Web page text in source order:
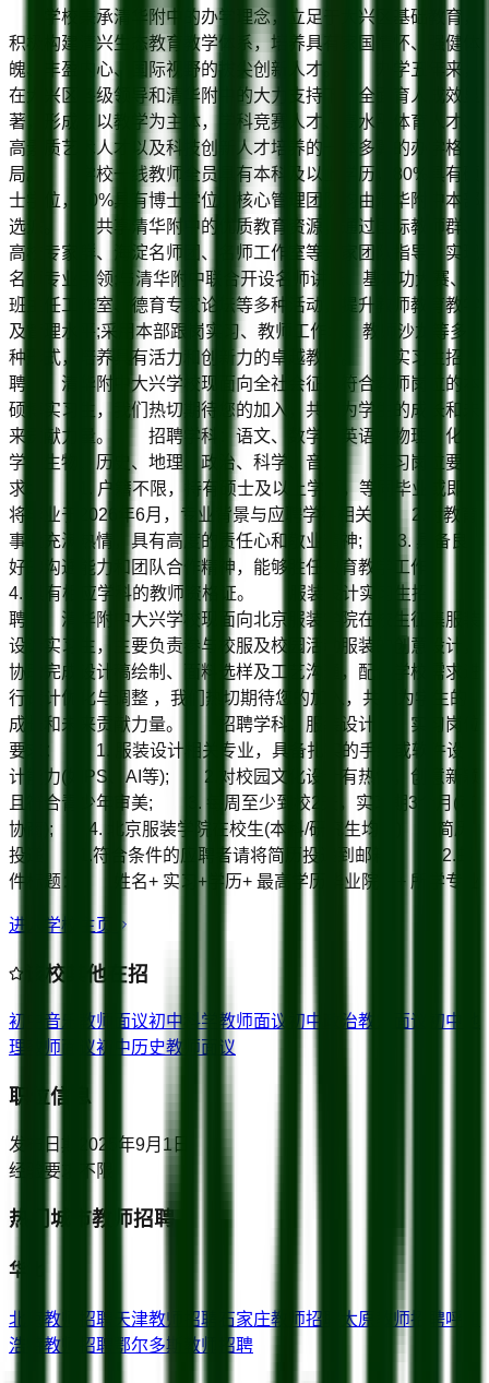
学校秉承清华附中的办学理念，立足于大兴区基础教育，
积极构建清兴生态教育教学体系，培养具有家国情怀、强健体
魄、丰盈内心、国际视野的拔尖创新人才。 办学五年来，
在大兴区各级领导和清华附中的大力支持下，全面育人成效显
著，形成了以教学为主体，学科竞赛人才、高水平体育人才、
高素质艺术人才以及科技创新人才培养的一体多翼的办学格
局。 学校一线教师全员具有本科及以上学历，80%具有硕
士学位，10%具有博士学位。核心管理团队均由清华附中本部
选派。 共享清华附中的优质教育资源，通过国际教师群、
高校专家群、海淀名师团、名师工作室等专家团队指导，实现
名师专业引领;与清华附中联合开设名师讲坛、基本功大赛、
班主任工作室、德育专家论坛等多种活动，提升教师教育教学
及管理水平;采用本部跟岗实习、教师工作坊、教师沙龙等多
种形式，培养具有活力和创新力的卓越教师。 实习生招
聘 清华附中大兴学校现面向全社会征集符合教师岗位的本
硕博实习生，我们热切期待您的加入，共同为学生的成长和未
来贡献力量。 招聘学科：语文、数学、英语、物理、化
学、生物、历史、地理、政治、科学、音乐 实习岗位要
求： 1. 户籍不限，持有硕士及以上学历，等同毕业或即
将毕业于2026年6月，专业背景与应聘学科相关; 2.对教育
事业充满热情，具有高度的责任心和敬业精神; 3. 具备良
好的沟通能力和团队合作精神，能够胜任教育教学工作;
4. 具有相应学科的教师资格证。 服装设计实习生招
聘 清华附中大兴学校现面向北京服装学院在校生征集服装
设计实习生，主要负责参与校服及校园活动服装的创意设计，
协助完成设计稿绘制、面料选样及工艺沟通，配合学校需求进
行设计优化与调整 ，我们热切期待您的加入，共同为学生的
成长和未来贡献力量。 招聘学科：服装设计 实习岗位
要求： 1. 服装设计相关专业，具备扎实的手绘或软件设
计能力(如PS、AI等); 2.对校园文化设计有热情，创意新颖
且符合青少年审美; 3. 每周至少到校2天，实习期3个月(可
协商); 4. 北京服装学院在校生(本科/研究生均可) 简历
投递 1.符合条件的应聘者请将简历投递到邮箱。 2.邮
件标题： 姓名+ 实习+学历+ 最高学历毕业院校+ 所学专业
进入学校主页
该校其他在招
初中音乐教师 面议初中科学教师面议 初中政治教师 面议
初中地
理教师 面议初中历史教师面议
职位信息
发布日期
2025年9月1日
经验要求
不限
热门城市教师招聘
华北
北京 教师招聘 天津教师招聘 石家庄教师招聘 太原 教师招聘呼和
浩特 教师招聘 鄂尔多斯 教师招聘